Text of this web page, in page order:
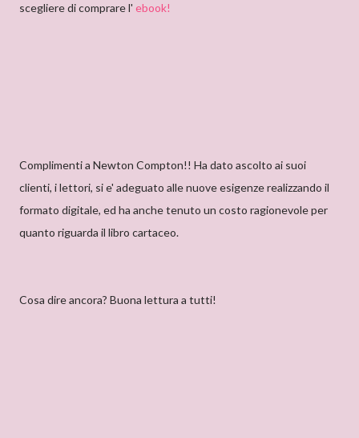
scegliere di comprare l' ebook!
Complimenti a Newton Compton!! Ha dato ascolto ai suoi
clienti, i lettori, si e' adeguato alle nuove esigenze realizzando il
formato digitale, ed ha anche tenuto un costo ragionevole per
quanto riguarda il libro cartaceo.
Cosa dire ancora? Buona lettura a tutti!